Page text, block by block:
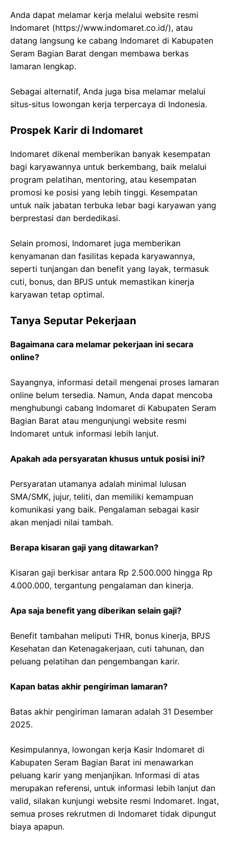
Anda dapat melamar kerja melalui website resmi
Indomaret (https://www.indomaret.co.id/), atau
datang langsung ke cabang Indomaret di Kabupaten
Seram Bagian Barat dengan membawa berkas
lamaran lengkap.
Sebagai alternatif, Anda juga bisa melamar melalui
situs-situs lowongan kerja terpercaya di Indonesia.
Prospek Karir di Indomaret
Indomaret dikenal memberikan banyak kesempatan
bagi karyawannya untuk berkembang, baik melalui
program pelatihan, mentoring, atau kesempatan
promosi ke posisi yang lebih tinggi. Kesempatan
untuk naik jabatan terbuka lebar bagi karyawan yang
berprestasi dan berdedikasi.
Selain promosi, Indomaret juga memberikan
kenyamanan dan fasilitas kepada karyawannya,
seperti tunjangan dan benefit yang layak, termasuk
cuti, bonus, dan BPJS untuk memastikan kinerja
karyawan tetap optimal.
Tanya Seputar Pekerjaan
Bagaimana cara melamar pekerjaan ini secara
online?
Sayangnya, informasi detail mengenai proses lamaran
online belum tersedia. Namun, Anda dapat mencoba
menghubungi cabang Indomaret di Kabupaten Seram
Bagian Barat atau mengunjungi website resmi
Indomaret untuk informasi lebih lanjut.
Apakah ada persyaratan khusus untuk posisi ini?
Persyaratan utamanya adalah minimal lulusan
SMA/SMK, jujur, teliti, dan memiliki kemampuan
komunikasi yang baik. Pengalaman sebagai kasir
akan menjadi nilai tambah.
Berapa kisaran gaji yang ditawarkan?
Kisaran gaji berkisar antara Rp 2.500.000 hingga Rp
4.000.000, tergantung pengalaman dan kinerja.
Apa saja benefit yang diberikan selain gaji?
Benefit tambahan meliputi THR, bonus kinerja, BPJS
Kesehatan dan Ketenagakerjaan, cuti tahunan, dan
peluang pelatihan dan pengembangan karir.
Kapan batas akhir pengiriman lamaran?
Batas akhir pengiriman lamaran adalah 31 Desember
2025.
Kesimpulannya, lowongan kerja Kasir Indomaret di
Kabupaten Seram Bagian Barat ini menawarkan
peluang karir yang menjanjikan. Informasi di atas
merupakan referensi, untuk informasi lebih lanjut dan
valid, silakan kunjungi website resmi Indomaret. Ingat,
semua proses rekrutmen di Indomaret tidak dipungut
biaya apapun.